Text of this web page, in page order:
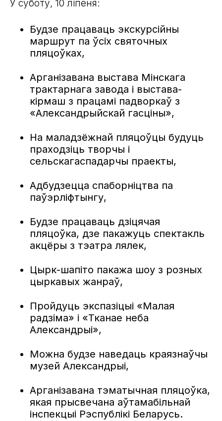
У суботу, 10 ліпеня:
Будзе працаваць экскурсійны
маршрут па ўсіх святочных
пляцоўках,
Арганізавана выстава Мінскага
трактарнага завода і выстава-
кірмаш з працамі падворкаў з
«Александрыйскай гасціны»,
На маладзёжнай пляцоўцы будуць
праходзіць творчы і
сельскагаспадарчы праекты,
Адбудзецца спаборніцтва па
паўэрліфтынгу,
Будзе працаваць дзіцячая
пляцоўка, дзе пакажуць спектакль
акцёры з тэатра лялек,
Цырк-шапіто пакажа шоу з розных
цыркавых жанраў,
Пройдуць экспазіцыі «Малая
радзіма» і «Тканае неба
Александрыі»,
Можна будзе наведаць краязнаўчы
музей Александрыі,
Арганізавана тэматычная пляцоўка,
якая прысвечана аўтамабільнай
інспекцыі Рэспублікі Беларусь.